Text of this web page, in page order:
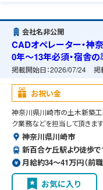
会社名非公開
CADオペレーター・神
0年～13年必須・宿舎
掲載開始日：2026/07/24 掲
お祝い金
神奈川県川崎市の土木新築工
ク業務などを担当して頂きま
神奈川県川崎市
新百合ケ丘駅より徒歩
月給約34〜41万円（前
お気に入り